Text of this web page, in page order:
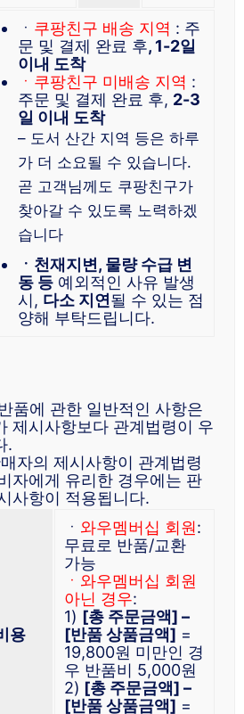
ㆍ 쿠팡친구 배송 지역 : 주
문 및 결제 완료 후, 1-2일
이내 도착
ㆍ쿠팡친구 미배송 지역 :
주문 및 결제 완료 후, 2-3
일 이내 도착
– 도서 산간 지역 등은 하루
가 더 소요될 수 있습니다.
곧 고객님께도 쿠팡친구가
찾아갈 수 있도록 노력하겠
습니다
ㆍ천재지변, 물량 수급 변
동 등 예외적인 사유 발생
시, 다소 지연될 수 있는 점
양해 부탁드립니다.
품에 관한 일반적인 사항은
제시사항보다 관계법령이 우
.
자의 제시사항이 관계법령
자에게 유리한 경우에는 판
사항이 적용됩니다.
용
ㆍ 와우멤버십 회원:
무료로 반품/교환
가능
ㆍ와우멤버십 회원
아닌 경우:
1) [총 주문금액] –
[반품 상품금액] =
19,800원 미만인 경
우 반품비 5,000원
2) [총 주문금액] –
[반품 상품금액] =